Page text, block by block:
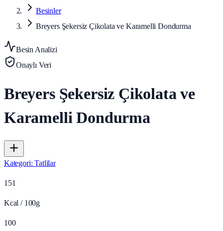
Besinler
Breyers Şekersiz Çikolata ve Karamelli Dondurma
Besin Analizi
Onaylı Veri
Breyers Şekersiz Çikolata ve
Karamelli Dondurma
Kategori:Tatlilar
151
Kcal / 100g
100